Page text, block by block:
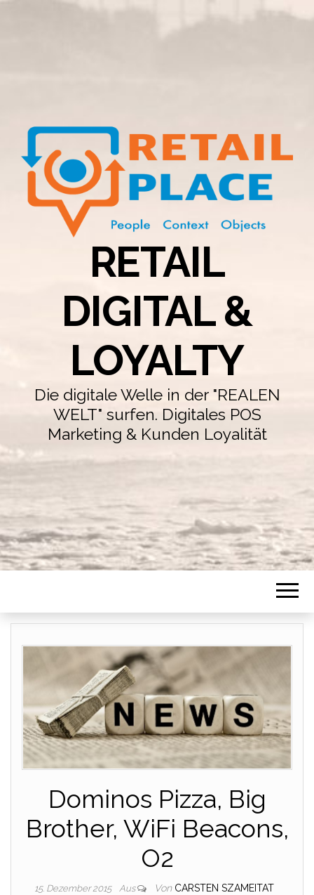
RETAIL
DIGITAL &
LOYALTY
Die digitale Welle in der "REALEN
WELT" surfen. Digitales POS
Marketing & Kunden Loyalität
Dominos Pizza, Big
Brother, WiFi Beacons,
O2
15. Dezember 2015 Aus Von CARSTEN SZAMEITAT